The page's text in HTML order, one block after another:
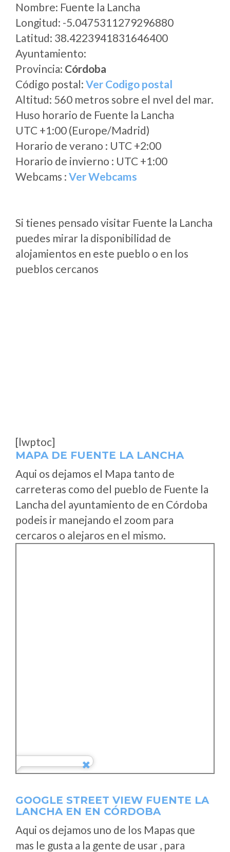
Nombre: Fuente la Lancha
Longitud: -5.0475311279296880
Latitud: 38.4223941831646400
Ayuntamiento:
Provincia: Córdoba
Código postal: Ver Codigo postal
Altitud: 560 metros sobre el nvel del mar.
Huso horario de Fuente la Lancha
UTC +1:00 (Europe/Madrid)
Horario de verano : UTC +2:00
Horario de invierno : UTC +1:00
Webcams : Ver Webcams
Si tienes pensado visitar Fuente la Lancha
puedes mirar la disponibilidad de
alojamientos en este pueblo o en los
pueblos cercanos
[lwptoc]
MAPA DE FUENTE LA LANCHA
Aqui os dejamos el Mapa tanto de
carreteras como del pueblo de Fuente la
Lancha del ayuntamiento de en Córdoba
podeis ir manejando el zoom para
cercaros o alejaros en el mismo.
GOOGLE STREET VIEW FUENTE LA
LANCHA EN EN CÓRDOBA
Aqui os dejamos uno de los Mapas que
mas le gusta a la gente de usar , para